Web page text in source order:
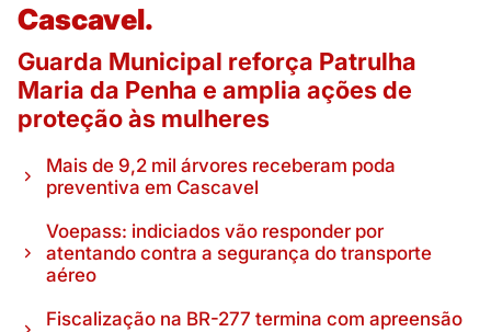
Cascavel.
Guarda Municipal reforça Patrulha
Maria da Penha e amplia ações de
proteção às mulheres
Mais de 9,2 mil árvores receberam poda
preventiva em Cascavel
Voepass: indiciados vão responder por
atentando contra a segurança do transporte
aéreo
Fiscalização na BR-277 termina com apreensão